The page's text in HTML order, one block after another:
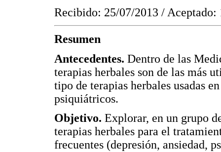
Recibido: 25/07/2013 / Aceptado:
Resumen
Antecedentes. Dentro de las
terapias herbales son de las más
tipo de terapias herbales usadas
psiquiátricos.
Objetivo. Explorar, en un grupo
terapias herbales para el
frecuentes (depresión, ansiedad,